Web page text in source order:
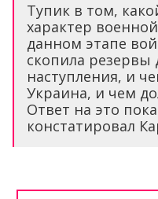
Тупик в том,
характер
данном этапе
скопила резервы
наступления, и
Украина, и чем
Ответ на это
констатировал